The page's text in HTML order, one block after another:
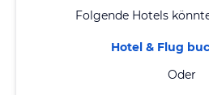
Folgende Hotels
Hotel & Flug
Oder